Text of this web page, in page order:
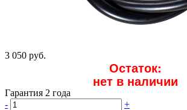
3 050 руб.
Остаток:
нет в наличии
Гарантия 2 года
-
+